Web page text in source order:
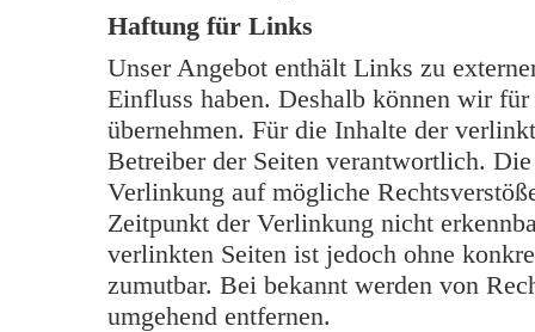
Haftung für Links
Unser Angebot enthält Links zu
Einfluss haben. Deshalb können wir
übernehmen. Für die Inhalte der
Betreiber der Seiten verantwortlich.
Verlinkung auf mögliche
Zeitpunkt der Verlinkung nicht
verlinkten Seiten ist jedoch ohne
zumutbar. Bei bekannt werden von
umgehend entfernen.